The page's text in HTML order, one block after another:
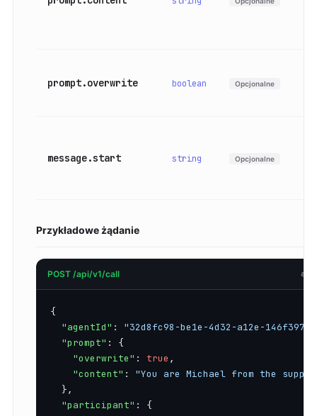
prompt.overwrite boolean Opcjonalne
message.start string Opcjonalne
Przykładowe żądanie
POST /api/v1/call
{
"agentId" : "32d8fc98-be1e-4d32-a12e-
"prompt" : {
"overwrite" : true ,
"content" : "You are Michael from the
"participant" : {